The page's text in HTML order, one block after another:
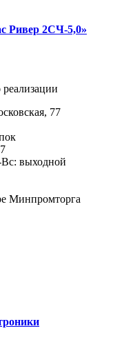
Ривер 2СЧ-5,0»
77
выходной
Минпромторга